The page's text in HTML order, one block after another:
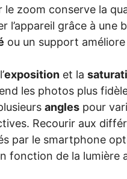
le zoom conserve la
l’appareil grâce à une
ou un support améliore
exposition et la
les photos plus
angles pour
Recourir aux
par le smartphone
fonction de la lumière